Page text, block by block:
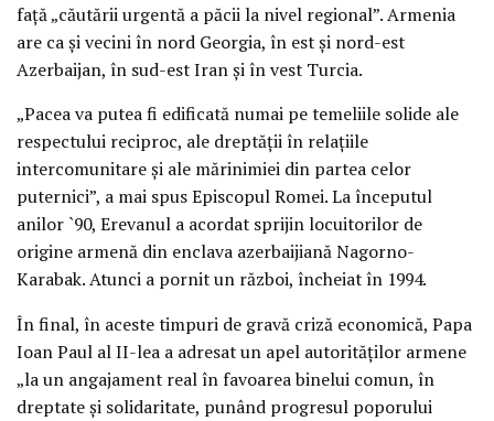
faţă „căutării urgentă a păcii la nivel regional”. Armenia
are ca şi vecini în nord Georgia, în est şi nord-est
Azerbaijan, în sud-est Iran şi în vest Turcia.
„Pacea va putea fi edificată numai pe temeliile solide ale
respectului reciproc, ale dreptăţii în relaţiile
intercomunitare şi ale mărinimiei din partea celor
puternici”, a mai spus Episcopul Romei. La începutul
anilor `90, Erevanul a acordat sprijin locuitorilor de
origine armenă din enclava azerbaijiană Nagorno-
Karabak. Atunci a pornit un război, încheiat în 1994.
În final, în aceste timpuri de gravă criză economică, Papa
Ioan Paul al II-lea a adresat un apel autorităţilor armene
„la un angajament real în favoarea binelui comun, în
dreptate şi solidaritate, punând progresul poporului